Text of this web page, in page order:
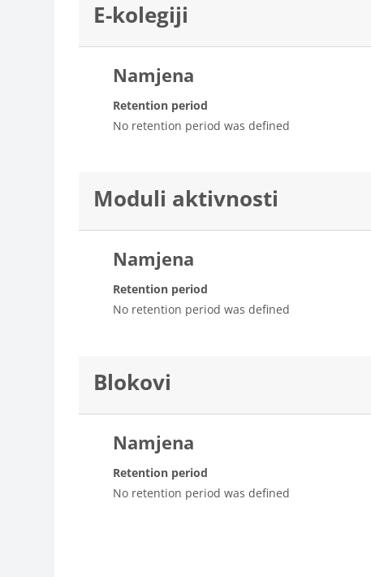
E-kolegiji
Namjena
Retention period
No retention period was defined
Moduli aktivnosti
Namjena
Retention period
No retention period was defined
Blokovi
Namjena
Retention period
No retention period was defined